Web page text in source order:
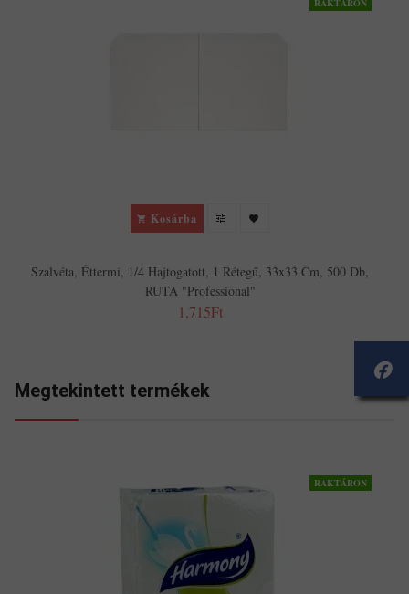
RAKTÁRON
Kosárba
Szalvéta, Éttermi, 1/4 Hajtogatott, 1 Rétegű, 33x33 Cm, 500 Db,
RUTA "Professional"
1,715Ft
Megtekintett termékek
RAKTÁRON